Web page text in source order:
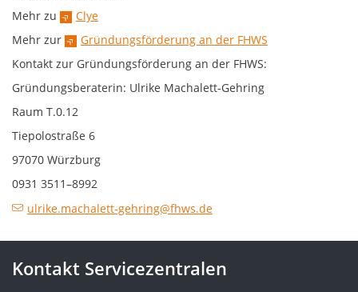
Mehr zu
Clye
Mehr zur
Gründungsförderung an der FHWS
Kontakt zur Gründungsförderung an der FHWS:
Gründungsberaterin: Ulrike Machalett-Gehring
Raum T.0.12
Tiepolostraße 6
97070 Würzburg
0931 3511–8992
ulrike.machalett-gehring@fhws.de
Kontakt Servicezentralen